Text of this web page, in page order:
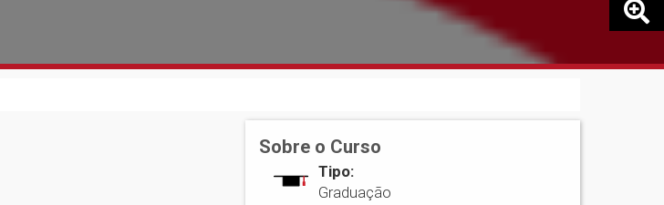
Sobre o Curso
Tipo:
Graduação